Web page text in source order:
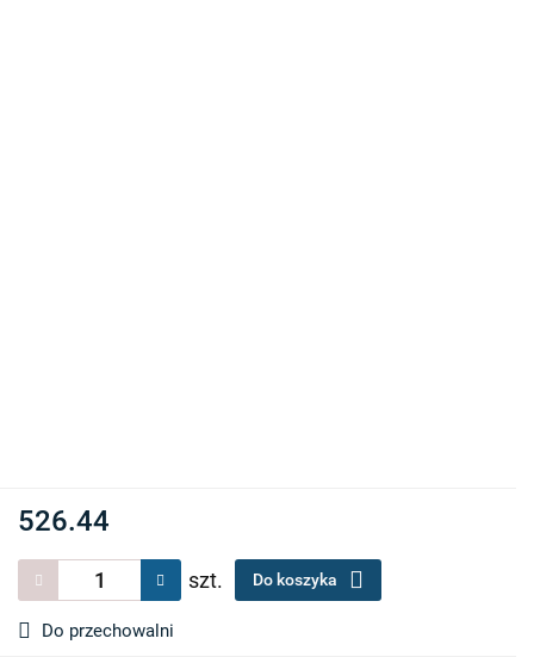
526.44
szt. Do koszyka
Do przechowalni